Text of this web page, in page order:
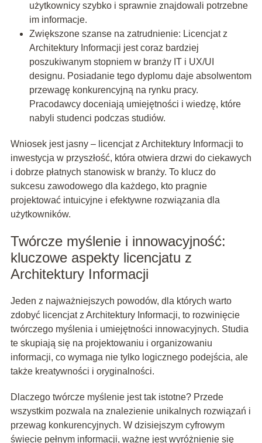
użytkownicy szybko i sprawnie znajdowali potrzebne
im informacje.
Zwiększone szanse na zatrudnienie: Licencjat z
Architektury Informacji jest coraz bardziej
poszukiwanym stopniem w branży IT i UX/UI
designu. Posiadanie tego dyplomu daje absolwentom
przewagę konkurencyjną na rynku pracy.
Pracodawcy doceniają umiejętności i wiedzę, które
nabyli studenci podczas studiów.
Wniosek jest jasny – licencjat z Architektury Informacji to
inwestycja w przyszłość, która otwiera drzwi do ciekawych
i dobrze płatnych stanowisk w branży. To klucz do
sukcesu zawodowego dla każdego, kto pragnie
projektować intuicyjne i efektywne rozwiązania dla
użytkowników.
Twórcze myślenie i innowacyjność:
kluczowe aspekty licencjatu z
Architektury Informacji
Jeden z najważniejszych powodów, dla których warto
zdobyć licencjat z Architektury Informacji, to rozwinięcie
twórczego myślenia i umiejętności innowacyjnych. Studia
te skupiają się na projektowaniu i organizowaniu
informacji, co wymaga nie tylko logicznego podejścia, ale
także kreatywności i oryginalności.
Dlaczego twórcze myślenie jest tak istotne? Przede
wszystkim pozwala na znalezienie unikalnych rozwiązań i
przewag konkurencyjnych. W dzisiejszym cyfrowym
świecie pełnym informacji, ważne jest wyróżnienie się